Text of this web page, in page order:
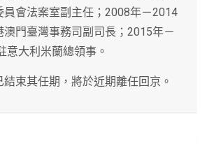
員會法案室副主任；2008年－2014
門臺灣事務司副司長；2015年－
意大利米蘭總領事。
束其任期，將於近期離任回京。